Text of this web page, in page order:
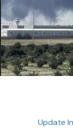
Update